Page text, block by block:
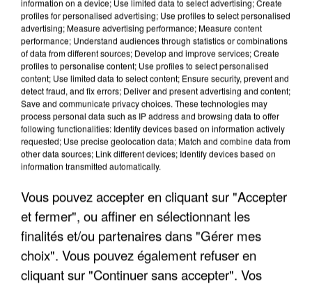
LES DONNÉES DE 300 000 CLIENTS DÉROBÉES À
information on a device; Use limited data to select advertising; Create
profiles for personalised advertising; Use profiles to select personalised
advertising; Measure advertising performance; Measure content
performance; Understand audiences through statistics or combinations
of data from different sources; Develop and improve services; Create
profiles to personalise content; Use profiles to select personalised
content; Use limited data to select content; Ensure security, prevent and
detect fraud, and fix errors; Deliver and present advertising and content;
Save and communicate privacy choices. These technologies may
process personal data such as IP address and browsing data to offer
following functionalities: Identify devices based on information actively
requested; Use precise geolocation data; Match and combine data from
other data sources; Link different devices; Identify devices based on
information transmitted automatically.
Vous pouvez accepter en cliquant sur "Accepter
et fermer", ou affiner en sélectionnant les
finalités et/ou partenaires dans "Gérer mes
choix". Vous pouvez également refuser en
cliquant sur "Continuer sans accepter". Vos